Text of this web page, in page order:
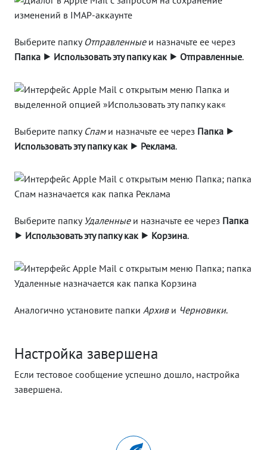
Выберите папку Отправленныеи назначьте ее через
Папка ⯈ Использовать эту папку как ⯈ Отправленные.
Выберите папку Спами назначьте ее через Папка ⯈
Использовать эту папку как ⯈ Реклама.
Выберите папкуУдаленныеи назначьте ее через Папка
⯈ Использовать эту папку как ⯈ Корзина.
Аналогично установите папки Архиви Черновики.
Настройка завершена
Если тестовое сообщение успешно дошло, настройка
завершена.